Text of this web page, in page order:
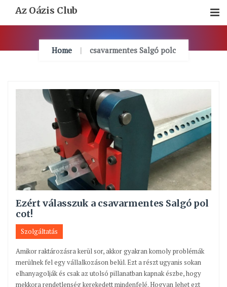
Content
Az Oázis Club
Home csavarmentes Salgó polc
Ezért válasszuk a csavarmentes Salgó pol
cot!
Szolgáltatás
Amikor raktározásra kerül sor, akkor gyakran komoly problémák
merülnek fel egy vállalkozáson belül. Ezt a részt ugyanis sokan
elhanyagolják és csak az utolsó pillanatban kapnak észbe, hogy
mekkora rendetlenség kerekedett mindenfelé. Hogyan lehet ezt